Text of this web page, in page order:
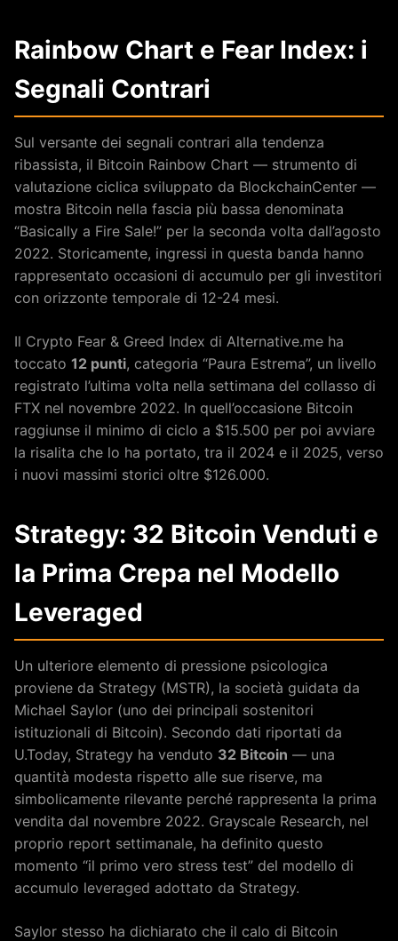
Rainbow Chart e Fear Index: i
Segnali Contrari
Sul versante dei segnali contrari alla tendenza
ribassista, il Bitcoin Rainbow Chart — strumento di
valutazione ciclica sviluppato da BlockchainCenter —
mostra Bitcoin nella fascia più bassa denominata
“Basically a Fire Sale!” per la seconda volta dall’agosto
2022. Storicamente, ingressi in questa banda hanno
rappresentato occasioni di accumulo per gli investitori
con orizzonte temporale di 12-24 mesi.
Il Crypto Fear & Greed Index di Alternative.me ha
toccato 12 punti, categoria “Paura Estrema”, un livello
registrato l’ultima volta nella settimana del collasso di
FTX nel novembre 2022. In quell’occasione Bitcoin
raggiunse il minimo di ciclo a $15.500 per poi avviare
la risalita che lo ha portato, tra il 2024 e il 2025, verso
i nuovi massimi storici oltre $126.000.
Strategy: 32 Bitcoin Venduti e
la Prima Crepa nel Modello
Leveraged
Un ulteriore elemento di pressione psicologica
proviene da Strategy (MSTR), la società guidata da
Michael Saylor (uno dei principali sostenitori
istituzionali di Bitcoin). Secondo dati riportati da
U.Today, Strategy ha venduto 32 Bitcoin — una
quantità modesta rispetto alle sue riserve, ma
simbolicamente rilevante perché rappresenta la prima
vendita dal novembre 2022. Grayscale Research, nel
proprio report settimanale, ha definito questo
momento “il primo vero stress test” del modello di
accumulo leveraged adottato da Strategy.
Saylor stesso ha dichiarato che il calo di Bitcoin